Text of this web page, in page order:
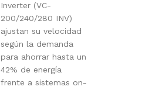
Inverter (VC-
200/240/280 INV)
ajustan su velocidad
según la demanda
para ahorrar hasta un
42% de energía
frente a sistemas on-